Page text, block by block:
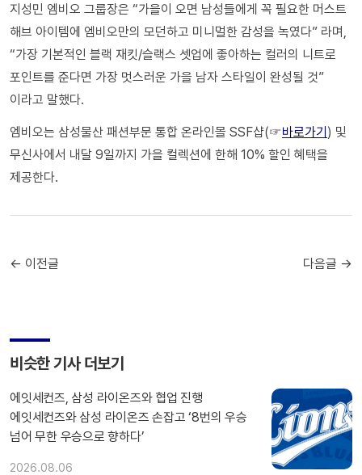
지성민 엠비오 그룹장은 “가을이 오면 남성들에게 꼭 필요한 머스트
해브 아이템에 엠비오만의 모던하고 미니멀한 감성을 녹였다” 라며,
“가장 기본적인 블랙 재킷/슬랙스 셋업에 좋아하는 컬러의 니트로
포인트를 준다면 가장 멋스러운 가을 남자 스타일이 완성될 것”
이라고 말했다.
엠비오는 삼성물산 패션부문 통합 온라인몰 SSF샵(☞바로가기) 및
무신사에서 내달 9일까지 가을 컬렉션에 한해 10% 할인 혜택을
제공한다.
← 이전글 다음글 →
비슷한 기사 더보기
에잇세컨즈, 삼성 라이온즈와 협업 진행
에잇세컨즈와 삼성 라이온즈 손잡고 ‘8번의 우승
넘어 무한 우승으로 향하다’
2026.08.06